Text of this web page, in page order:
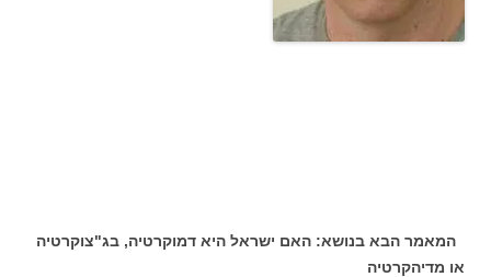
המאמר הבא בנושא: האם ישראל היא דמוקרטיה, בג"צוקרטיה
או מדיהקרטיה